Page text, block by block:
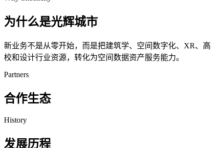
为什么是光辉城市
新业务不是从零开始，而是把建筑学、空间数字化、XR、高
校和设计行业资源，转化为空间数据资产服务能力。
Partners
合作生态
History
发展历程